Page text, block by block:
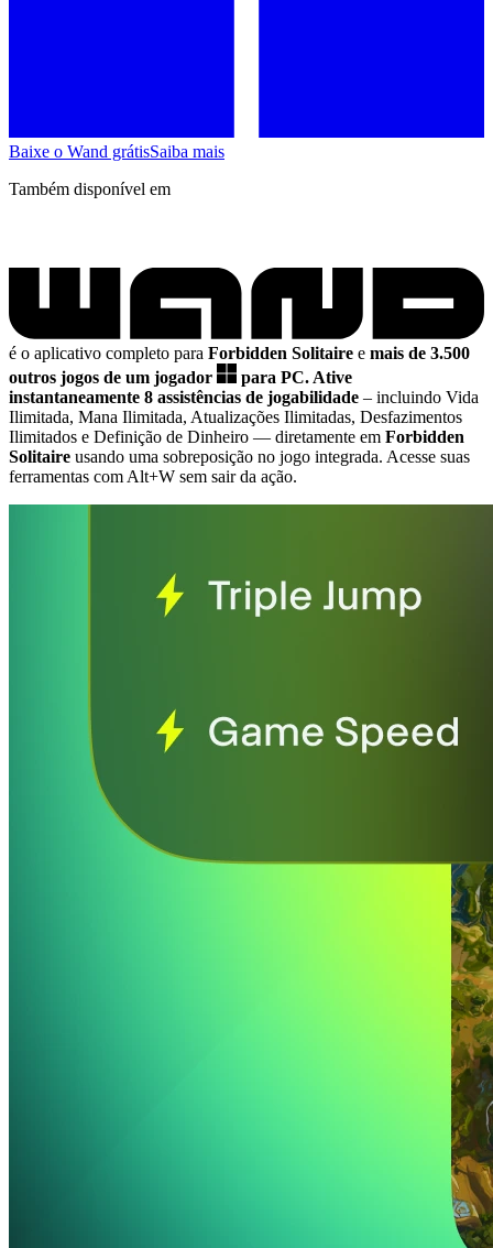
Baixe o Wand grátisSaiba mais
Também disponível em
é o aplicativo completo para Forbidden Solitaire e mais de 3.500
outros jogos de um jogador
para PC. Ative
instantaneamente 8 assistências de jogabilidade – incluindo Vida
Ilimitada, Mana Ilimitada, Atualizações Ilimitadas, Desfazimentos
Ilimitados e Definição de Dinheiro — diretamente em Forbidden
Solitaire usando uma sobreposição no jogo integrada. Acesse suas
ferramentas com Alt+W sem sair da ação.